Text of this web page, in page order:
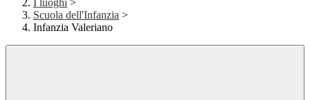
I luoghi >
Scuola dell'Infanzia >
Infanzia Valeriano